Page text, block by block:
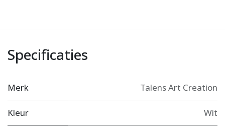
Specificaties
Merk Talens Art Creation
Kleur Wit